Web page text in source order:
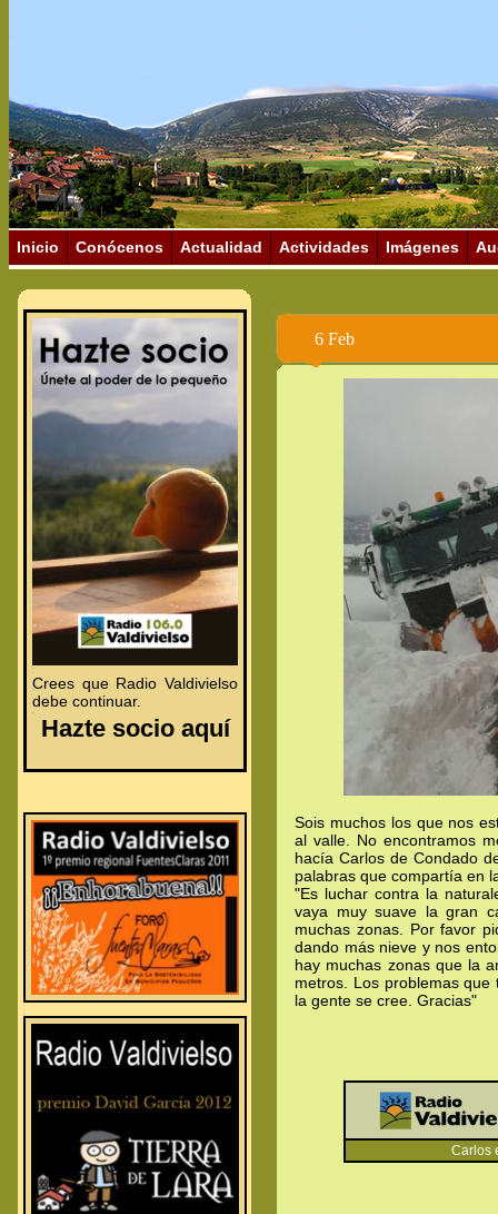
Inicio Conócenos Actualidad Actividades Imágenes
.
.
Crees que Radio Valdivielso
debe continuar.
.
Hazte socio aquí
.
.
.
6 Feb
Sois muchos los que nos
al valle. No encontramos
hacía Carlos de Condado
palabras que compartía en
"Es luchar contra la
vaya muy suave la gran
muchas zonas. Por favor
dando más nieve y nos
hay muchas zonas que la
metros. Los problemas
la gente se cree. Gracias"
Carlos